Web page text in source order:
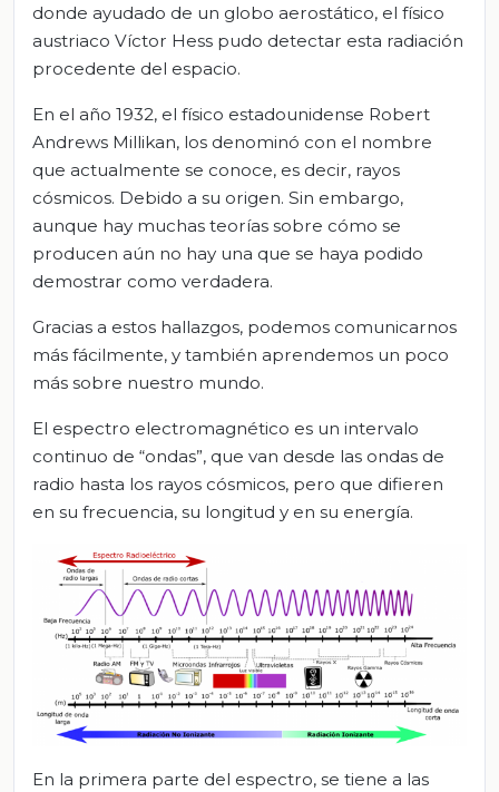
donde ayudado de un globo aerostático, el físico
austriaco Víctor Hess pudo detectar esta radiación
procedente del espacio.
En el año 1932, el físico estadounidense Robert
Andrews Millikan, los denominó con el nombre
que actualmente se conoce, es decir, rayos
cósmicos. Debido a su origen. Sin embargo,
aunque hay muchas teorías sobre cómo se
producen aún no hay una que se haya podido
demostrar como verdadera.
Gracias a estos hallazgos, podemos comunicarnos
más fácilmente, y también aprendemos un poco
más sobre nuestro mundo.
El espectro electromagnético es un intervalo
continuo de “ondas”, que van desde las ondas de
radio hasta los rayos cósmicos, pero que difieren
en su frecuencia, su longitud y en su energía.
En la primera parte del espectro, se tiene a las